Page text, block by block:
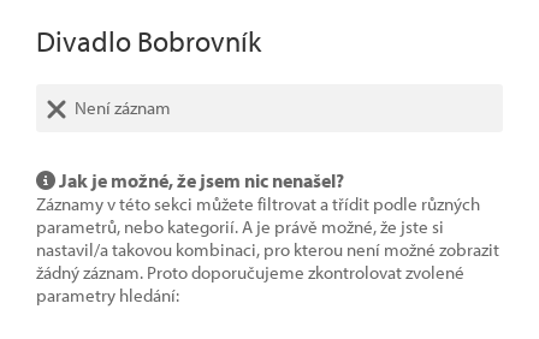
Divadlo Bobrovník
Není záznam
Jak je možné, že jsem nic nenašel?
Záznamy v této sekci můžete filtrovat a třídit podle různých
parametrů, nebo kategorií. A je právě možné, že jste si
nastavil/a takovou kombinaci, pro kterou není možné zobrazit
žádný záznam. Proto doporučujeme zkontrolovat zvolené
parametry hledání: